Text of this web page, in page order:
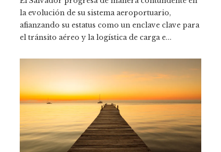
la evolución de su sistema aeroportuario,
afianzando su estatus como un enclave clave para
el tránsito aéreo y la logística de carga e...